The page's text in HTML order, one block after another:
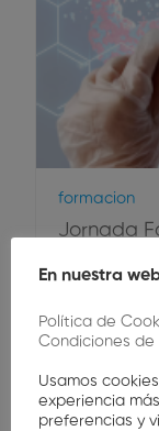
Formacion
Jornada
Te
actual e
cómo…
En nuestra
Política de
Condiciones
Usamos
experiencia
preferencias y